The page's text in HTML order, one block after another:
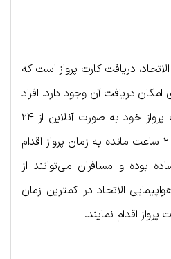
دریافت کارت پرواز است که
دریافت آن وجود دارد. افراد
می‌توانند برای دریافت کارت پرواز خود به صورت آنلاین از ۲۴
ساعت قبل از موعد پرواز تا ۲ ساعت مانده به زمان پرواز اقدام
بوده و مسافران می‌توانند از
الاتحاد در کمترین زمان
اقدام نمایند.